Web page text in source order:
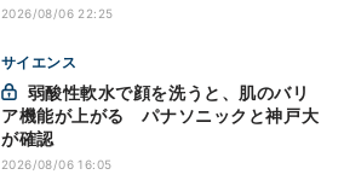
2026/08/06 22:25
サイエンス
ア機能が上がる パナソニックと神戸大
が確認
2026/08/06 16:05